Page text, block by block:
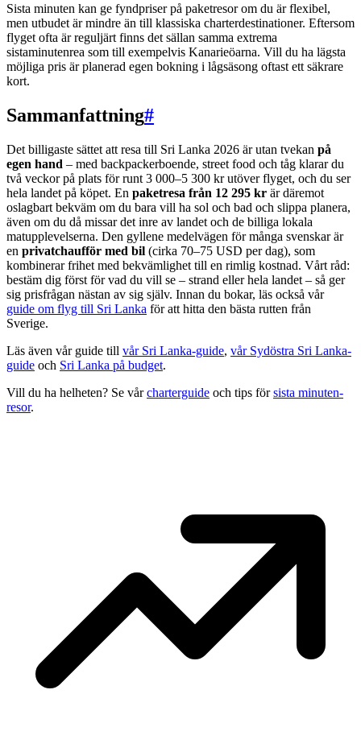
Sista minuten kan ge fyndpriser på paketresor om du är flexibel,
men utbudet är mindre än till klassiska charterdestinationer. Eftersom
flyget ofta är reguljärt finns det sällan samma extrema
sistaminutenrea som till exempelvis Kanarieöarna. Vill du ha lägsta
möjliga pris är planerad egen bokning i lågsäsong oftast ett säkrare
kort.
Sammanfattning#
Det billigaste sättet att resa till Sri Lanka 2026 är utan tvekan på
egen hand – med backpackerboende, street food och tåg klarar du
två veckor på plats för runt 3 000–5 300 kr utöver flyget, och du ser
hela landet på köpet. En paketresa från 12 295 kr är däremot
oslagbart bekväm om du bara vill ha sol och bad och slippa planera,
även om du då missar det inre av landet och de billiga lokala
matupplevelserna. Den gyllene medelvägen för många svenskar är
en privatchaufför med bil (cirka 70–75 USD per dag), som
kombinerar frihet med bekvämlighet till en rimlig kostnad. Vårt råd:
bestäm dig först för vad du vill se – strand eller hela landet – så ger
sig prisfrågan nästan av sig själv. Innan du bokar, läs också vår
guide om flyg till Sri Lanka för att hitta den bästa rutten från
Sverige.
Läs även vår guide till vår Sri Lanka-guide, vår Sydöstra Sri Lanka-
guide och Sri Lanka på budget.
Vill du ha helheten? Se vårcharterguide och tips försista minuten-
resor.